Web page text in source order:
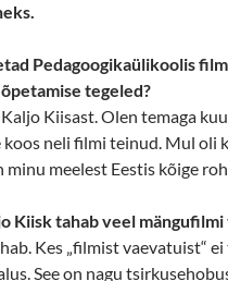
Pedagoogikaülikoolis
tegeled?
Kiisast. Olen temaga
neli filmi teinud. Mul oli
minu meelest Eestis kõige
Kiisk tahab veel mängufilmi
Kes „filmist vaevatuist“
See on nagu